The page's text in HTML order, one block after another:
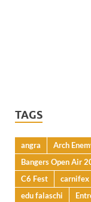
TAGS
angra Arch
Bangers Open Air
C6 Fest
carnifex
edu falaschi